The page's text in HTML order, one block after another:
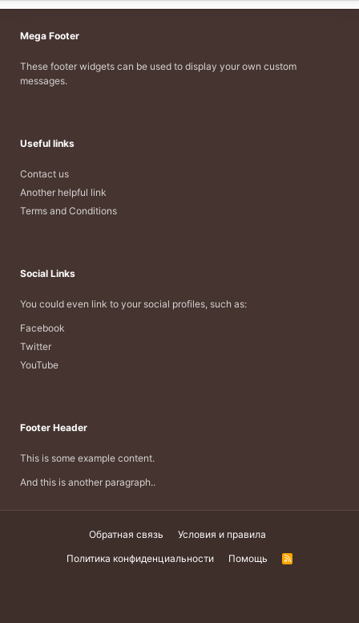
Mega Footer
These footer widgets can be used to display your own custom
messages.
Useful links
Contact us
Another helpful link
Terms and Conditions
Social Links
You could even link to your social profiles, such as:
Facebook
Twitter
YouTube
Footer Header
This is some example content.
And this is another paragraph..
Обратная связь
Условия и правила
Политика конфиденциальности
Помощь
R